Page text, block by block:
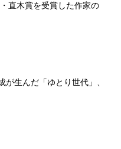
直木賞を受賞した作家の
が生んだ「ゆとり世代」、